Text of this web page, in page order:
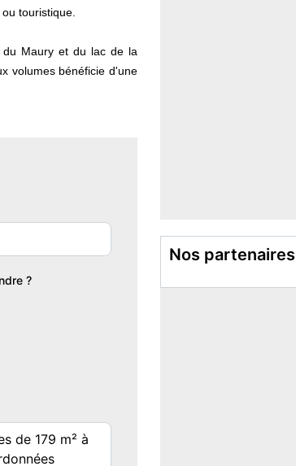
touristique.
du Maury et du lac de la
volumes bénéficie d'une
traditionnelle et
ainsi qu'une pièce
poulailler).
avec volets roulants
?
Nos partenaires